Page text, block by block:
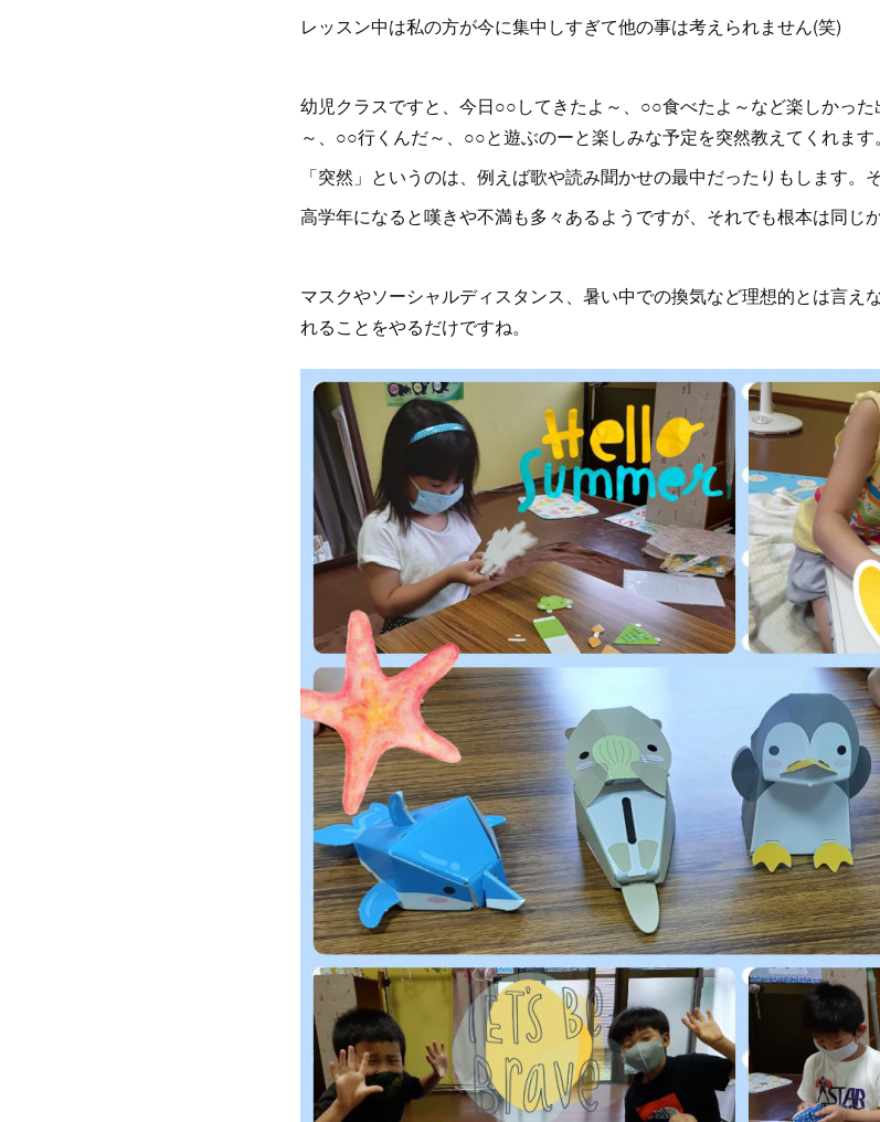
レッスン中は私の方が今に集中しすぎて他の事は考えられません(笑)
幼児クラスですと、今日○○してきたよ～、○○食べたよ～など楽しかっ
～、○○行くんだ～、○○と遊ぶのーと楽しみな予定を突然教えてくれます。
「突然」というのは、例えば歌や読み聞かせの最中だったりもします。
高学年になると嘆きや不満も多々あるようですが、それでも根本は同じか
マスクやソーシャルディスタンス、暑い中での換気など理想的とは言え
れることをやるだけですね。